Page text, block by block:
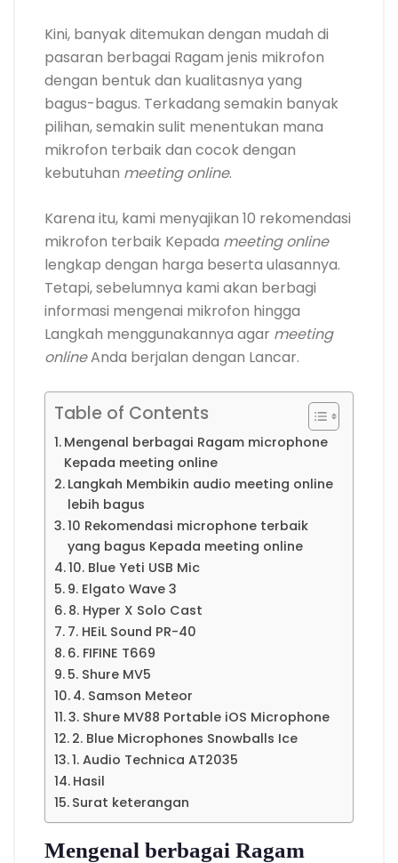
Kini, banyak ditemukan dengan mudah di
pasaran berbagai Ragam jenis mikrofon
dengan bentuk dan kualitasnya yang
bagus-bagus. Terkadang semakin banyak
pilihan, semakin sulit menentukan mana
mikrofon terbaik dan cocok dengan
kebutuhan meeting online.
Karena itu, kami menyajikan 10 rekomendasi
mikrofon terbaik Kepada meeting online
lengkap dengan harga beserta ulasannya.
Tetapi, sebelumnya kami akan berbagi
informasi mengenai mikrofon hingga
Langkah menggunakannya agar meeting
onlineAnda berjalan dengan Lancar.
Table of Contents
Mengenal berbagai Ragam microphone
Kepada meeting online
Langkah Membikin audio meeting online
lebih bagus
10 Rekomendasi microphone terbaik
yang bagus Kepada meeting online
10. Blue Yeti USB Mic
9. Elgato Wave 3
8. Hyper X Solo Cast
7. HEiL Sound PR-40
6. FIFINE T669
5. Shure MV5
4. Samson Meteor
3. Shure MV88 Portable iOS Microphone
2. Blue Microphones Snowballs Ice
1. Audio Technica AT2035
Hasil
Surat keterangan
Mengenal berbagai Ragam